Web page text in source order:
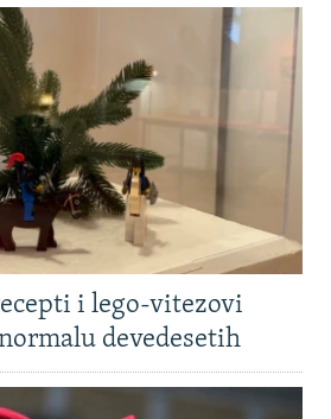
i lego-vitezovi
devedesetih